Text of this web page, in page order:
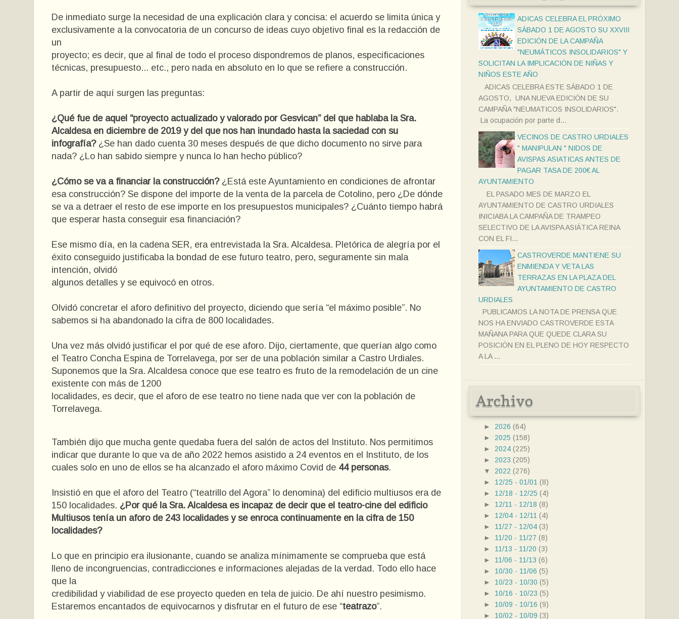
De inmediato surge la necesidad de una explicación clara y concisa: el acuerdo se limita única y
exclusivamente a la convocatoria de un concurso de ideas cuyo objetivo final es la redacción de
un
proyecto; es decir, que al final de todo el proceso dispondremos de planos, especificaciones
técnicas, presupuesto... etc., pero nada en absoluto en lo que se refiere a construcción.
A partir de aquí surgen las preguntas:
¿Qué fue de aquel “proyecto actualizado y valorado por Gesvican” del que hablaba la Sra.
Alcaldesa en diciembre de 2019 y del que nos han inundado hasta la saciedad con su
infografía?¿Se han dado cuenta 30 meses después de que dicho documento no sirve para
nada? ¿Lo han sabido siempre y nunca lo han hecho público?
¿Cómo se va a financiar la construcción?¿Está este Ayuntamiento en condiciones de afrontar
esa construcción? Se dispone del importe de la venta de la parcela de Cotolino, pero ¿De dónde
se va a detraer el resto de ese importe en los presupuestos municipales? ¿Cuánto tiempo habrá
que esperar hasta conseguir esa financiación?
Ese mismo día, en la cadena SER, era entrevistada la Sra. Alcaldesa. Pletórica de alegría por el
éxito conseguido justificaba la bondad de ese futuro teatro, pero, seguramente sin mala
intención, olvidó
algunos detalles y se equivocó en otros.
Olvidó concretar el aforo definitivo del proyecto, diciendo que sería “el máximo posible”. No
sabemos si ha abandonado la cifra de 800 localidades.
Una vez más olvidó justificar el por qué de ese aforo. Dijo, ciertamente, que querían algo como
el Teatro Concha Espina de Torrelavega, por ser de una población similar a Castro Urdiales.
Suponemos que la Sra. Alcaldesa conoce que ese teatro es fruto de la remodelación de un cine
existente con más de 1200
localidades, es decir, que el aforo de ese teatro no tiene nada que ver con la población de
Torrelavega.
También dijo que mucha gente quedaba fuera del salón de actos del Instituto. Nos permitimos
indicar que durante lo que va de año 2022 hemos asistido a 24 eventos en el Instituto, de los
cuales solo en uno de ellos se ha alcanzado el aforo máximo Covid de 44 personas.
Insistió en que el aforo del Teatro (“teatrillo del Agora” lo denomina) del edificio multiusos era de
150 localidades. ¿Por qué la Sra. Alcaldesa es incapaz de decir que el teatro-cine del edificio
Multiusos tenía un aforo de 243 localidades y se enroca continuamente en la cifra de 150
localidades?
Lo que en principio era ilusionante, cuando se analiza mínimamente se comprueba que está
lleno de incongruencias, contradicciones e informaciones alejadas de la verdad. Todo ello hace
que la
credibilidad y viabilidad de ese proyecto queden en tela de juicio. De ahí nuestro pesimismo.
Estaremos encantados de equivocarnos y disfrutar en el futuro de ese “teatrazo”.
ADICAS CELEBRA EL PRÓXIMO
SÁBADO 1 DE AGOSTO SU XXVIII
EDICIÓN DE LA CAMPAÑA
"NEUMÁTICOS INSOLIDARIOS" Y
SOLICITAN LA IMPLICACIÓN DE NIÑAS Y
NIÑOS ESTE AÑO
ADICAS CELEBRA ESTE SÁBADO 1 DE
AGOSTO, UNA NUEVA EDICIÓN DE SU
CAMPAÑA "NEUMATICOS INSOLIDARIOS".
La ocupación por parte d...
VECINOS DE CASTRO URDIALES
" MANIPULAN " NIDOS DE
AVISPAS ASIATICAS ANTES DE
PAGAR TASA DE 200€ AL
AYUNTAMIENTO
EL PASADO MES DE MARZO EL
AYUNTAMIENTO DE CASTRO URDIALES
INICIABA LA CAMPAÑA DE TRAMPEO
SELECTIVO DE LA AVISPA ASIÁTICA REINA
CON EL FI...
CASTROVERDE MANTIENE SU
ENMIENDA Y VETA LAS
TERRAZAS EN LA PLAZA DEL
AYUNTAMIENTO DE CASTRO
URDIALES
PUBLICAMOS LA NOTA DE PRENSA QUE
NOS HA ENVIADO CASTROVERDE ESTA
MAÑANA PARA QUE QUEDE CLARA SU
POSICIÓN EN EL PLENO DE HOY RESPECTO
A LA ...
Archivo
► 2026 (64)
► 2025 (158)
► 2024 (225)
► 2023 (205)
▼
2022 (276)
► 12/25 - 01/01 (8)
► 12/18 - 12/25 (4)
► 12/11 - 12/18 (8)
► 12/04 - 12/11 (4)
► 11/27 - 12/04 (3)
► 11/20 - 11/27 (8)
► 11/13 - 11/20 (3)
► 11/06 - 11/13 (6)
► 10/30 - 11/06 (5)
► 10/23 - 10/30 (5)
► 10/16 - 10/23 (5)
► 10/09 - 10/16 (9)
► 10/02 - 10/09 (3)